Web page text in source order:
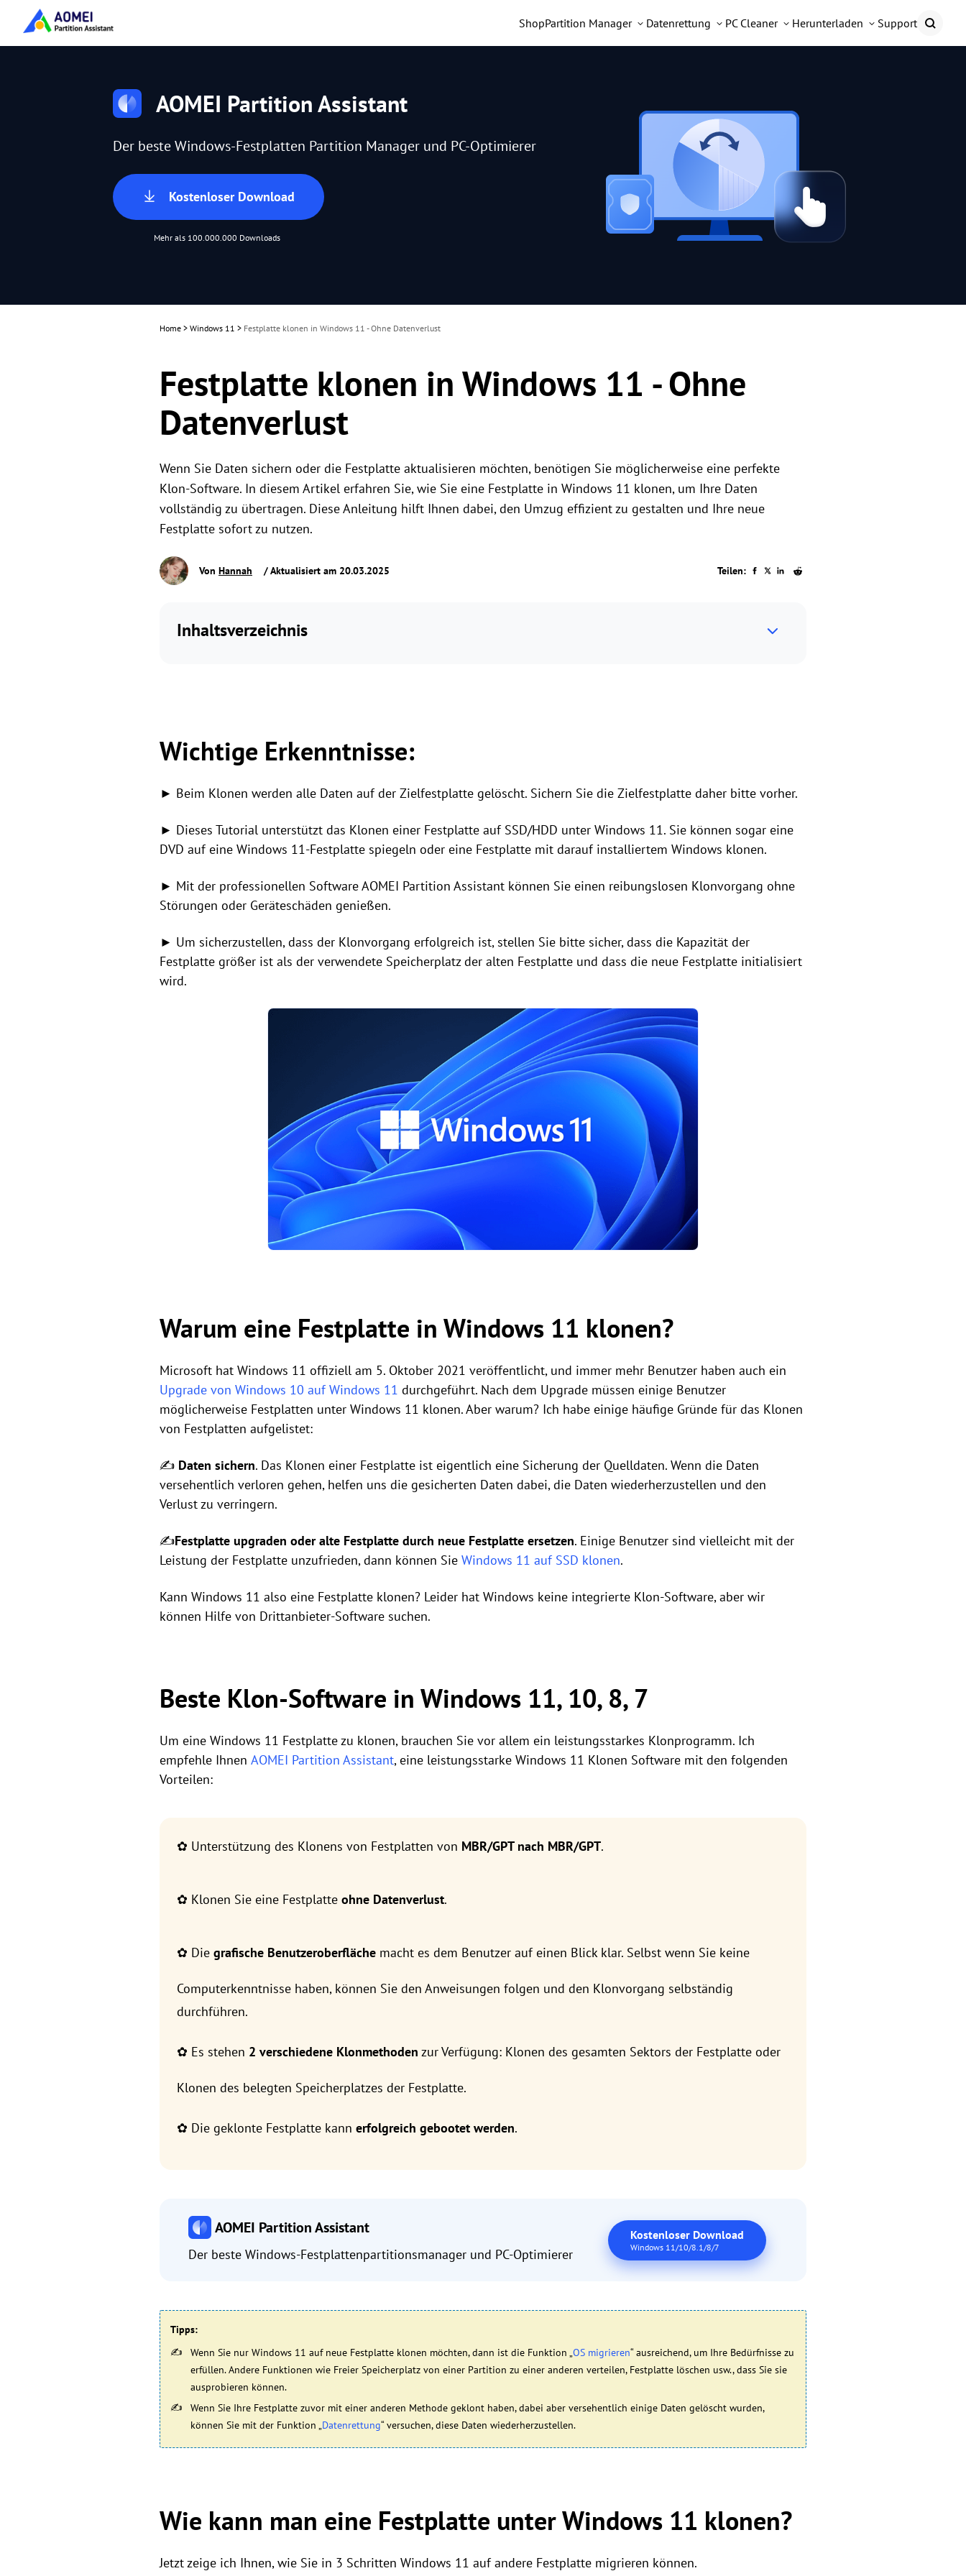
ShopPartition Manager Datenrettung PC Cleaner Herunterladen Support
AOMEI Partition Assistant
Der beste Windows-Festplatten Partition Manager und PC-Optimierer
Kostenloser Download
Mehr als 100.000.000 Downloads
Home > Windows 11 > Festplatte klonen in Windows 11 - Ohne Datenverlust
Festplatte klonen in Windows 11 - Ohne
Datenverlust
Wenn Sie Daten sichern oder die Festplatte aktualisieren möchten, benötigen Sie möglicherweise eine perfekte
Klon-Software. In diesem Artikel erfahren Sie, wie Sie eine Festplatte in Windows 11 klonen, um Ihre Daten
vollständig zu übertragen. Diese Anleitung hilft Ihnen dabei, den Umzug effizient zu gestalten und Ihre neue
Festplatte sofort zu nutzen.
Von Hannah / Aktualisiert am 20.03.2025 Teilen:
Inhaltsverzeichnis
Wichtige Erkenntnisse:
► Beim Klonen werden alle Daten auf der Zielfestplatte gelöscht. Sichern Sie die Zielfestplatte daher bitte vorher.
► Dieses Tutorial unterstützt das Klonen einer Festplatte auf SSD/HDD unter Windows 11. Sie können sogar eine
DVD auf eine Windows 11-Festplatte spiegeln oder eine Festplatte mit darauf installiertem Windows klonen.
► Mit der professionellen Software AOMEI Partition Assistant können Sie einen reibungslosen Klonvorgang ohne
Störungen oder Geräteschäden genießen.
► Um sicherzustellen, dass der Klonvorgang erfolgreich ist, stellen Sie bitte sicher, dass die Kapazität der
Festplatte größer ist als der verwendete Speicherplatz der alten Festplatte und dass die neue Festplatte initialisiert
wird.
Warum eine Festplatte in Windows 11 klonen?
Microsoft hat Windows 11 offiziell am 5. Oktober 2021 veröffentlicht, und immer mehr Benutzer haben auch ein
Upgrade von Windows 10 auf Windows 11 durchgeführt. Nach dem Upgrade müssen einige Benutzer
möglicherweise Festplatten unter Windows 11 klonen. Aber warum? Ich habe einige häufige Gründe für das Klonen
von Festplatten aufgelistet:
✍ Daten sichern. Das Klonen einer Festplatte ist eigentlich eine Sicherung der Quelldaten. Wenn die Daten
versehentlich verloren gehen, helfen uns die gesicherten Daten dabei, die Daten wiederherzustellen und den
Verlust zu verringern.
✍Festplatte upgraden oder alte Festplatte durch neue Festplatte ersetzen. Einige Benutzer sind vielleicht mit der
Leistung der Festplatte unzufrieden, dann können Sie Windows 11 auf SSD klonen.
Kann Windows 11 also eine Festplatte klonen? Leider hat Windows keine integrierte Klon-Software, aber wir
können Hilfe von Drittanbieter-Software suchen.
Beste Klon-Software in Windows 11, 10, 8, 7
Um eine Windows 11 Festplatte zu klonen, brauchen Sie vor allem ein leistungsstarkes Klonprogramm. Ich
empfehle Ihnen AOMEI Partition Assistant, eine leistungsstarke Windows 11 Klonen Software mit den folgenden
Vorteilen:
✿ Unterstützung des Klonens von Festplatten von MBR/GPT nach MBR/GPT.
✿ Klonen Sie eine Festplatte ohne Datenverlust.
✿ Die grafische Benutzeroberfläche macht es dem Benutzer auf einen Blick klar. Selbst wenn Sie keine
Computerkenntnisse haben, können Sie den Anweisungen folgen und den Klonvorgang selbständig
durchführen.
✿ Es stehen 2 verschiedene Klonmethoden zur Verfügung: Klonen des gesamten Sektors der Festplatte oder
Klonen des belegten Speicherplatzes der Festplatte.
✿ Die geklonte Festplatte kann erfolgreich gebootet werden.
AOMEI Partition Assistant
Der beste Windows-Festplattenpartitionsmanager und PC-Optimierer
Kostenloser Download
Windows 11/10/8.1/8/7
Tipps:
Wenn Sie nur Windows 11 auf neue Festplatte klonen möchten, dann ist die Funktion „OS migrieren“ ausreichend, um Ihre Bedürfnisse zu
erfüllen. Andere Funktionen wie Freier Speicherplatz von einer Partition zu einer anderen verteilen, Festplatte löschen usw., dass Sie sie
ausprobieren können.
Wenn Sie Ihre Festplatte zuvor mit einer anderen Methode geklont haben, dabei aber versehentlich einige Daten gelöscht wurden,
können Sie mit der Funktion „Datenrettung“ versuchen, diese Daten wiederherzustellen.
Wie kann man eine Festplatte unter Windows 11 klonen?
Jetzt zeige ich Ihnen, wie Sie in 3 Schritten Windows 11 auf andere Festplatte migrieren können.